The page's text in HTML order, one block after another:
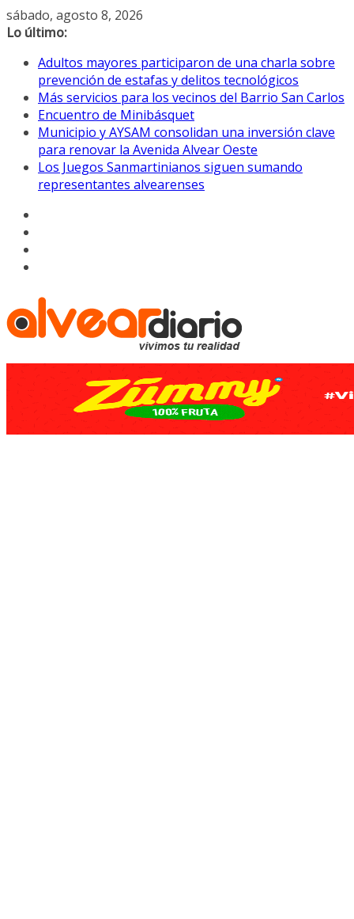
Saltar
al
sábado, agosto 8, 2026
Lo último:
Adultos mayores participaron de una charla sobre
prevención de estafas y delitos tecnológicos
Más servicios para los vecinos del Barrio San Carlos
Encuentro de Minibásquet
Municipio y AYSAM consolidan una inversión clave
para renovar la Avenida Alvear Oeste
Los Juegos Sanmartinianos siguen sumando
representantes alvearenses